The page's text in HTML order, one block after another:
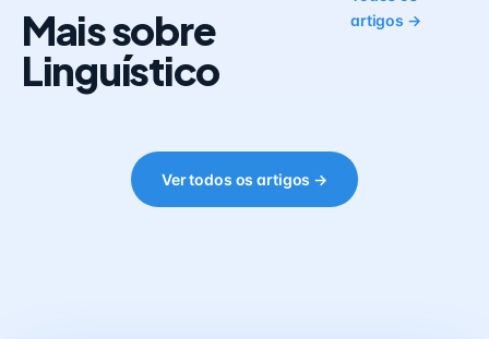
Mais sobre
Linguístico
artigos →
Ver todos os artigos →